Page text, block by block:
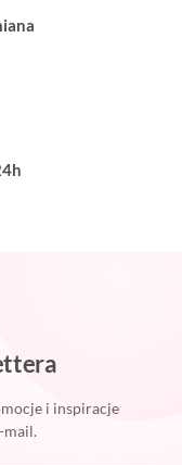
i inspiracje
mail.